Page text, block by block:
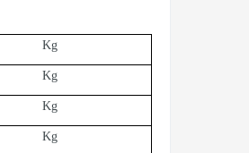
Kg
Kg
Kg
Kg